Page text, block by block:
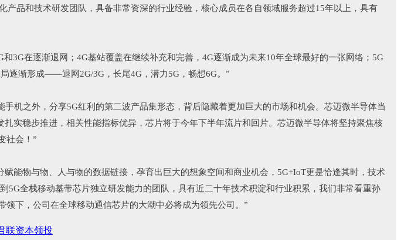
品和技术研发团队，具备非常资深的行业经验，核心成员在各自领域服务超过15年以上，具有
3G在逐渐退网；4G基站覆盖在继续补充和完善，4G逐渐成为未来10年全球最好的一张网络；5G
逐渐形成——退网2G/3G，长尾4G，潜力5G，畅想6G。”
机之外，分享5G红利的第二波产品集形态，背后隐藏着更加巨大的市场和机会。芯迈微半导体当
实稳步推进，相关性能指标优异，芯片将于今年下半年流片和回片。芯迈微半导体将坚持聚焦核
社会！”
赋能物与物、人与物的数据链接，孕育出巨大的想象空间和商业机会，5G+IoT更是恰逢其时，技术
全栈移动基带芯片独立研发能力的团队，具有近二十年技术积淀和行业积累，我们非常看重孙
下，公司在全球移动通信芯片的大潮中必将成为领先公司。”
联资本领投